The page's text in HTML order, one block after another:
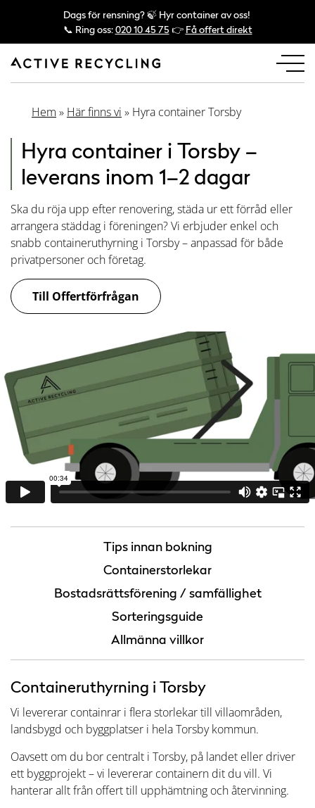
Dags för rensning? 🍃 Hyr container av oss!
📞 Ring oss:020 10 45 75 👉 Få offert direkt
Hem » Här finns vi » Hyra container Torsby
Hyra container i Torsby –
leverans inom 1–2 dagar
Ska du röja upp efter renovering, städa ur ett förråd eller
arrangera städdag i föreningen? Vi erbjuder enkel och
snabb containeruthyrning i Torsby – anpassad för både
privatpersoner och företag.
Till Offertförfrågan
Tips innan bokning
Containerstorlekar
Bostadsrättsförening / samfällighet
Sorteringsguide
Allmänna villkor
Containeruthyrning i Torsby
Vi levererar containrar i flera storlekar till villaområden,
landsbygd och byggplatser i hela Torsby kommun.
Oavsett om du bor centralt i Torsby, på landet eller driver
ett byggprojekt – vi levererar containern dit du vill. Vi
hanterar allt från offert till upphämtning och återvinning.